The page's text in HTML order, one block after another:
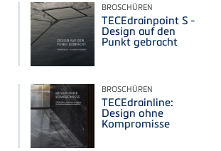
BROSCHÜREN
TECEdrainpoint S -
Design auf den
Punkt gebracht
BROSCHÜREN
TECEdrainline:
Design ohne
Kompromisse